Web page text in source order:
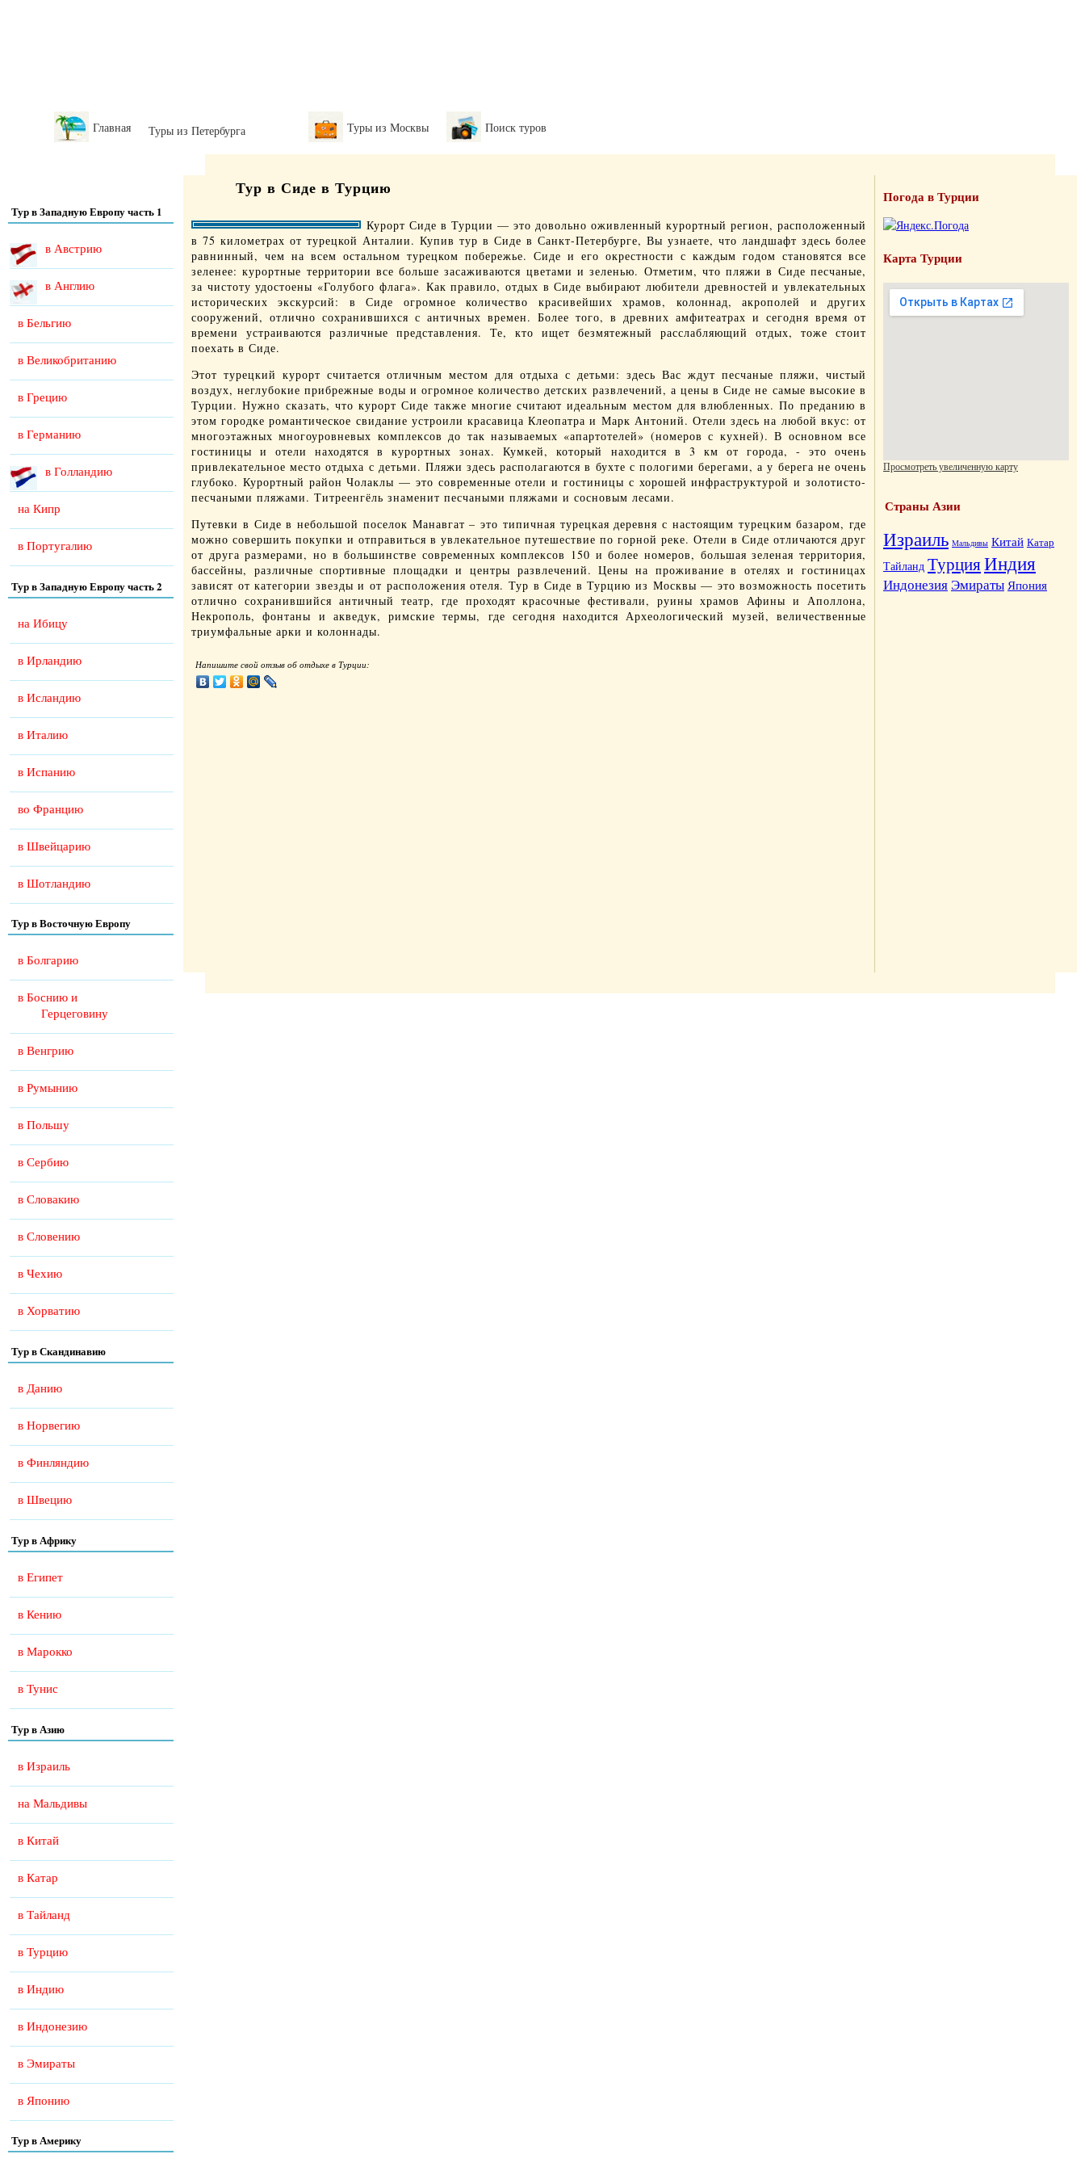
Главная Туры из Петербурга Туры из Москвы Поиск туров
Тур в Западную Европу часть 1
в Австрию
в Англию
в Бельгию
в Великобританию
в Грецию
в Германию
в Голландию
на Кипр
в Португалию
Тур в Западную Европу часть 2
на Ибицу
в Ирландию
в Исландию
в Италию
в Испанию
во Францию
в Швейцарию
в Шотландию
Тур в Восточную Европу
в Болгарию
в Боснию и
Герцеговину
в Венгрию
в Румынию
в Польшу
в Сербию
в Словакию
в Словению
в Чехию
в Хорватию
Тур в Скандинавию
в Данию
в Норвегию
в Финляндию
в Швецию
Тур в Африку
в Египет
в Кению
в Марокко
в Тунис
Тур в Азию
в Израиль
на Мальдивы
в Китай
в Катар
в Тайланд
в Турцию
в Индию
в Индонезию
в Эмираты
в Японию
Тур в Америку
Тур в Сиде в Турцию
Курорт Сиде в Турции — это довольно оживленный курортный регион, расположенный
в 75 километрах от турецкой Анталии. Купив тур в Сиде в Санкт-Петербурге, Вы узнаете, что ландшафт здесь более
равнинный, чем на всем остальном турецком побережье. Сиде и его окрестности с каждым годом становятся все
зеленее: курортные территории все больше засаживаются цветами и зеленью. Отметим, что пляжи в Сиде песчаные,
за чистоту удостоены «Голубого флага». Как правило, отдых в Сиде выбирают любители древностей и увлекательных
исторических экскурсий: в Сиде огромное количество красивейших храмов, колоннад, акрополей и других
сооружений, отлично сохранившихся с античных времен. Более того, в древних амфитеатрах и сегодня время от
времени устраиваются различные представления. Те, кто ищет безмятежный расслабляющий отдых, тоже стоит
поехать в Сиде.
Этот турецкий курорт считается отличным местом для отдыха с детьми: здесь Вас ждут песчаные пляжи, чистый
воздух, неглубокие прибрежные воды и огромное количество детских развлечений, а ценыв Сиде не самые высокие в
Турции. Нужно сказать, что курорт Сиде также многие считают идеальным местом для влюбленных. По преданию в
этом городке романтическое свидание устроили красавица Клеопатра и Марк Антоний. Отели здесь на любой вкус: от
многоэтажных многоуровневых комплексов до так называемых «апартотелей» (номеров с кухней). В основном все
гостиницы и отели находятся в курортных зонах. Кумкей, который находится в 3 км от города, - это очень
привлекательное место отдыха с детьми. Пляжи здесь располагаются в бухте с пологими берегами, а у берега не очень
глубоко. Курортный район Чолаклы — это современные отели и гостиницы с хорошей инфраструктурой и золотисто-
песчаными пляжами. Титреенгёль знаменит песчаными пляжами и сосновым лесами.
Путевки в Сиде в небольшой поселок Манавгат – это типичная турецкая деревня с настоящим турецким базаром, где
можно совершить покупки и отправиться в увлекательное путешествие по горной реке. Отели в Сиде отличаются друг
от друга размерами, но в большинстве современных комплексов 150 и более номеров, большая зеленая территория,
бассейны, различные спортивные площадки и центры развлечений. Цены на проживание в отелях и гостиницах
зависят от категории звезды и от расположения отеля. Тур в Сиде в Турцию из Москвы — это возможность посетить
отлично сохранившийся античный театр, где проходят красочные фестивали, руины храмов Афины и Аполлона,
Некрополь, фонтаны и акведук, римские термы, где сегодня находится Археологический музей, величественные
триумфальные арки и колоннады.
Напишите свой отзыв об отдыхе в Турции:
Погода в Турции
Карта Турции
Просмотреть увеличенную карту
Страны Азии
Израиль Мальдивы Китай Катар
Тайланд ТурцияИндия
Индонезия Эмираты Япония